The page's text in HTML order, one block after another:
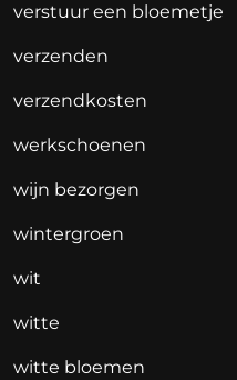
verstuur een bloemetje
verzenden
verzendkosten
werkschoenen
wijn bezorgen
wintergroen
wit
witte
witte bloemen